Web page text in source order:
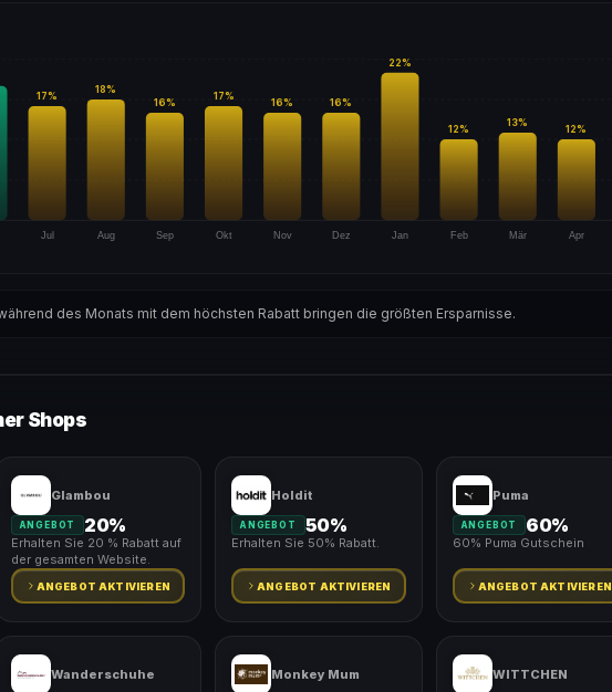
Jul
17%
Aug
18%
Sep
16%
Okt
17%
Nov
16%
Dez
16%
Jan
22%
Feb
12%
Mär
13%
Apr
12%
des Monats mit dem höchsten Rabatt bringen die größten Ersparnisse.
Shops
Glambou
ANGEBOT 20%
Erhalten Sie 20 % Rabatt auf
der gesamten Website.
ANGEBOT AKTIVIEREN
Holdit
ANGEBOT 50%
Erhalten Sie 50% Rabatt.
ANGEBOT AKTIVIEREN
Puma
ANGEBOT 60%
60% Puma Gutschein
ANGEBOT AKTIVIEREN
Wanderschuhe Monkey Mum WITTCHEN